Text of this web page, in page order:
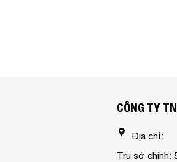
CÔNG TY
Địa chỉ:
Trụ sở chính: